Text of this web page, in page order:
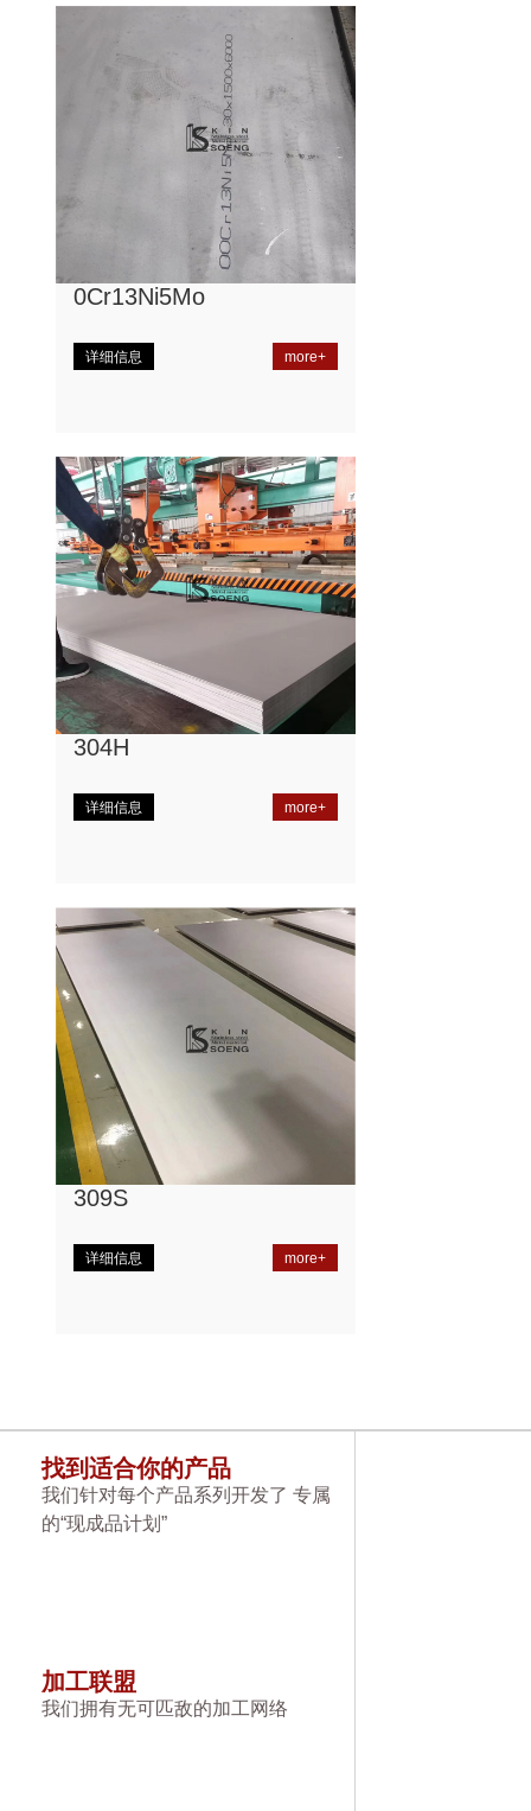
0Cr13Ni5Mo
详细信息 more+
304H
详细信息 more+
309S
详细信息 more+
找到适合你的产品
我们针对每个产品系列开发了 专属
的“现成品计划”
加工联盟
我们拥有无可匹敌的加工网络